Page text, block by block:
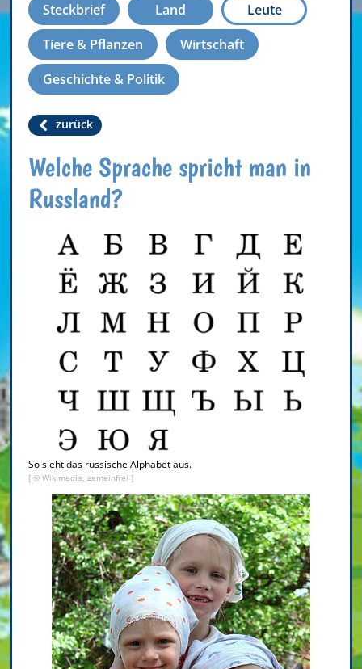
Steckbrief Land
Leute
Tiere & Pflanzen
Wirtschaft
Geschichte & Politik
zurück
Welche Sprache spricht man in
Russland?
So sieht das russische Alphabet aus.
[ © Wikimedia, gemeinfrei ]